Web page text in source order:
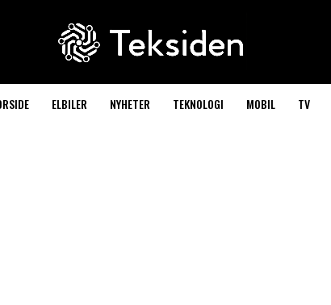
ELBILER NYHETER TEKNOLOGI MOBIL TV